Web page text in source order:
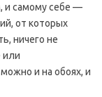
и самому себе —
от которых
ничего не
или
и на обоях, и